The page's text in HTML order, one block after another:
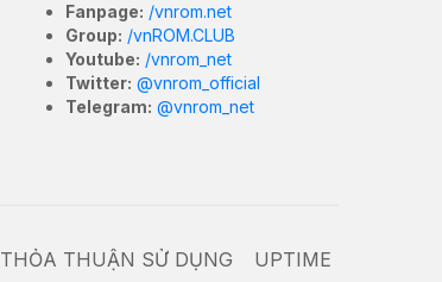
Fanpage: /vnrom.net
Group: /vnROM.CLUB
Youtube: /vnrom_net
Twitter: @vnrom_official
Telegram: @vnrom_net
THỎA THUẬN SỬ DỤNG UPTIME